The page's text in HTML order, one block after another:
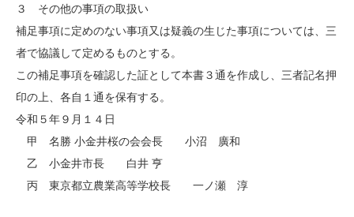
３ その他の事項の取扱い
補足事項に定めのない事項又は疑義の生じた事項については、三
者で協議して定めるものとする。
この補足事項を確認した証として本書３通を作成し、三者記名押
印の上、各自１通を保有する。
令和５年９月１４日
甲 名勝 小金井桜の会会長 小沼 廣和
乙 小金井市長 白井 亨
丙 東京都立農業高等学校長 一ノ瀬 淳